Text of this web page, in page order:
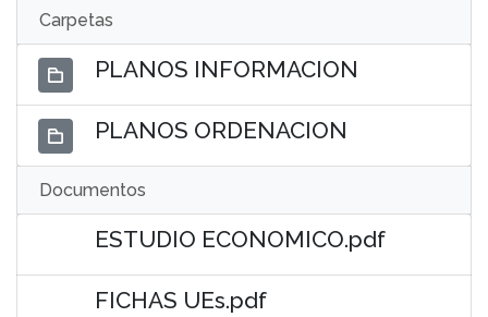
Carpetas
PLANOS INFORMACION
PLANOS ORDENACION
Documentos
ESTUDIO ECONOMICO.pdf
FICHAS UEs.pdf